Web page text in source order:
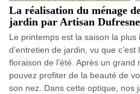
La réalisation du ménage
jardin par Artisan Dufresne
Le printemps est la saison la
d’entretien de jardin, vu que
floraison de l’été. Après un
pouvez profiter de la beauté de
son nez. Dans cette optique, nos